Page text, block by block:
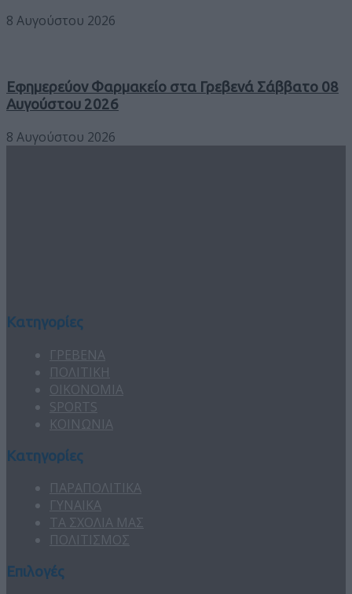
8 Αυγούστου 2026
Εφημερεύον Φαρμακείο στα Γρεβενά Σάββατο 08
Αυγούστου 2026
8 Αυγούστου 2026
Κατηγορίες
ΓΡΕΒΕΝΑ
ΠΟΛΙΤΙΚΗ
ΟΙΚΟΝΟΜΙΑ
SPORTS
ΚΟΙΝΩΝΙΑ
Κατηγορίες
ΠΑΡΑΠΟΛΙΤΙΚΑ
ΓΥΝΑΙΚΑ
ΤΑ ΣΧΟΛΙΑ ΜΑΣ
ΠΟΛΙΤΙΣΜΟΣ
Επιλογές